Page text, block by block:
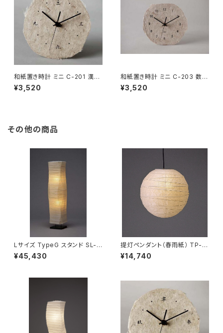
和紙置き時計 ミニ C-201 漢数
字【在庫なくなり次第終了】
¥3,520
和紙置き時計 ミニ C-203 数字
【在庫なくなり次第終了】
¥3,520
その他の商品
Lサイズ TypeG スタンド SL-5
1
¥45,430
提灯ペンダント（春雨紙） TP-2
4H
¥14,740